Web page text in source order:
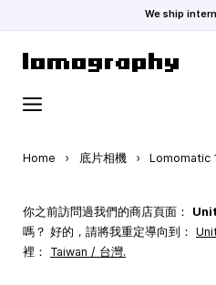
We ship
Home › 底片相機 › Lomomatic
你之前訪問過我們的商店頁面：
嗎？ 好的，請將我重定導向到：
裡： Taiwan / 台灣.